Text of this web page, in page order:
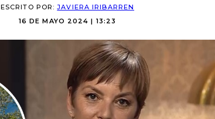
ESCRITO POR:JAVIERA IRIBARREN
16 DE MAYO 2024 | 13:23